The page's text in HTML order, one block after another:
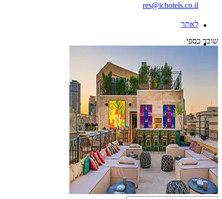
res@ichotels.co.il
לאתר
שובר כספי